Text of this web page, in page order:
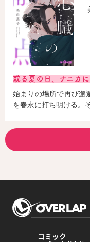
或る夏の日、ナニカ
始まりの場所で再び邂
を春永に打ち明ける。
コミック